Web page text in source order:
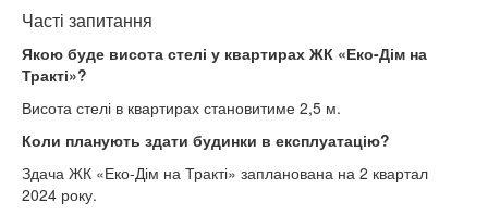
Часті запитання
Якою буде висота стелі у квартирах ЖК «Еко-Дім на
Тракті»?
Висота стелі в квартирах становитиме 2,5 м.
Коли планують здати будинки в експлуатацію?
Здача ЖК «Еко-Дім на Тракті» запланована на 2 квартал
2024 року.